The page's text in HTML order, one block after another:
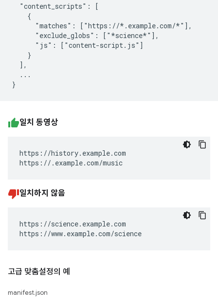
  "content_scripts": [
    {
      "matches": ["https://*.example.com/*"],
      "exclude_globs": ["*science*"],
      "js": ["content-script.js"]
    }
  ],
  ...
일치 동영상
https://history.example.com
https://.example.com/music
일치하지 않음
https://science.example.com
https://www.example.com/science
고급 맞춤설정의 예
manifest.json